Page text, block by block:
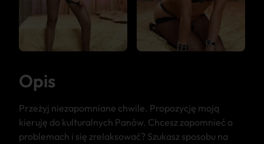
Opis
Przeżyj niezapomniane chwile. Propozycję moją
kieruję do kulturalnych Panów. Chcesz zapomnieć o
problemach i się zrelaksować? Szukasz sposobu na